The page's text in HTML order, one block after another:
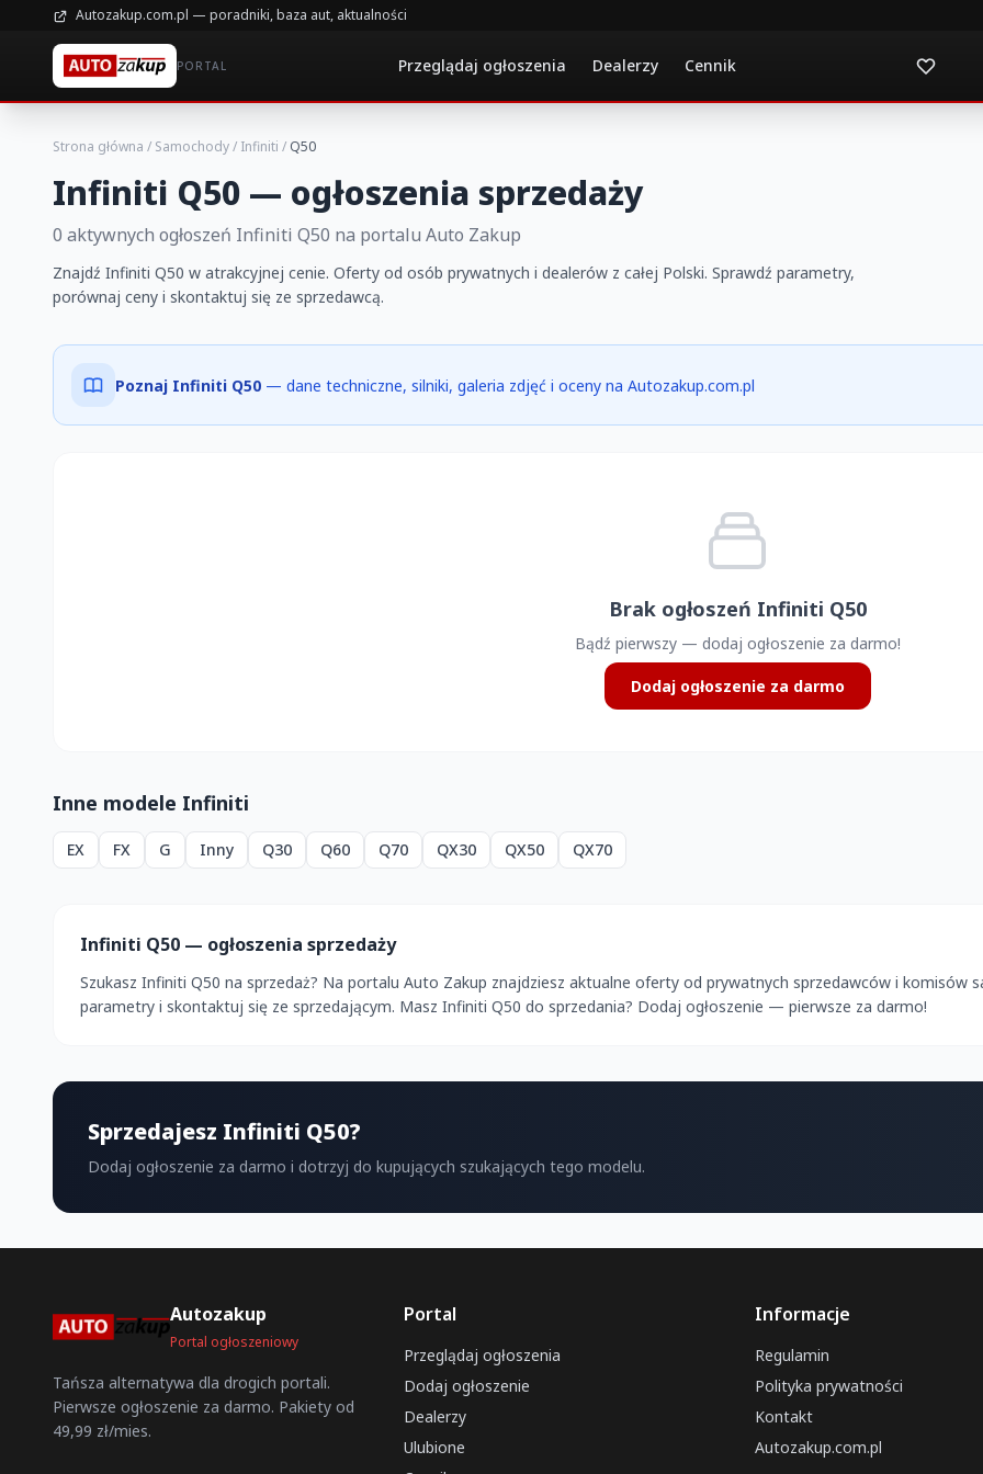
Autozakup.com.pl — poradniki, baza aut, aktualności
PORTAL Przeglądaj ogłoszenia Dealerzy Cennik
Strona główna / Samochody/ Infiniti / Q50
Infiniti Q50 — ogłoszenia sprzedaży
0 aktywnych ogłoszeń Infiniti Q50 na portalu Auto Zakup
Znajdź Infiniti Q50 w atrakcyjnej cenie. Oferty od osób prywatnych i dealerów z całej Polski. Sprawdź parametry,
porównaj ceny i skontaktuj się ze sprzedawcą.
Poznaj Infiniti Q50 — dane techniczne, silniki, galeria zdjęć i oceny na Autozakup.com.pl
Brak ogłoszeń Infiniti Q50
Bądź pierwszy — dodaj ogłoszenie za darmo!
Dodaj ogłoszenie za darmo
Inne modele Infiniti
EX FX G Inny Q30 Q60 Q70 QX30 QX50 QX70
Infiniti Q50 — ogłoszenia sprzedaży
Szukasz Infiniti Q50 na sprzedaż? Na portalu Auto Zakup znajdziesz aktualne oferty od prywatnych sprzedawców i komisów
parametry i skontaktuj się ze sprzedającym. Masz Infiniti Q50 do sprzedania? Dodaj ogłoszenie — pierwsze za darmo!
Sprzedajesz Infiniti Q50?
Dodaj ogłoszenie za darmo i dotrzyj do kupujących szukających tego modelu.
Autozakup
Portal ogłoszeniowy
Tańsza alternatywa dla drogich portali.
Pierwsze ogłoszenie za darmo. Pakiety od
49,99 zł/mies.
Portal
Przeglądaj ogłoszenia
Dodaj ogłoszenie
Dealerzy
Ulubione
Informacje
Regulamin
Polityka prywatności
Kontakt
Autozakup.com.pl